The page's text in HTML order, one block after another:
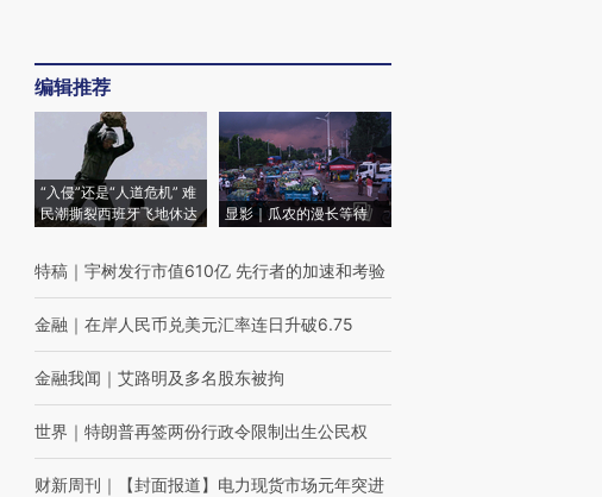
编辑推荐
“入侵”还是“人道危机” 难
民潮撕裂西班牙飞地休达
显影｜瓜农的漫长等待
特稿 ｜ 宇树发行市值610亿 先行者的加速和考验
金融 ｜ 在岸人民币兑美元汇率连日升破6.75
金融我闻 ｜ 艾路明及多名股东被拘
世界 ｜ 特朗普再签两份行政令限制出生公民权
财新周刊 ｜ 【封面报道】电力现货市场元年突进